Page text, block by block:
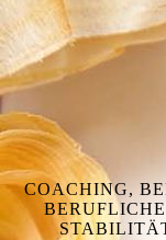
COACHING,